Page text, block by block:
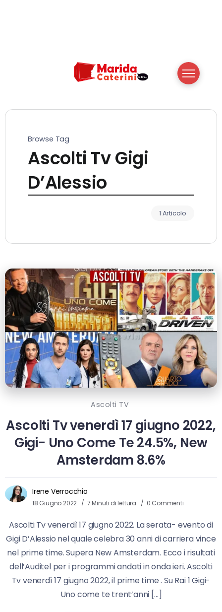
Browse Tag
Ascolti Tv Gigi
D’Alessio
1 Articolo
Ascolti TV
Ascolti Tv venerdì 17 giugno 2022,
Gigi- Uno Come Te 24.5%, New
Amsterdam 8.6%
Irene Verrocchio
18 Giugno 2022 7 Minuti di lettura 0 Commenti
Ascolti Tv venerdì 17 giugno 2022. La serata- evento di
Gigi D’Alessio nel quale celebra 30 anni di carriera vince
nel prime time. Supera New Amsterdam. Ecco i risultati
dell’Auditel per i programmi andati in onda ieri. Ascolti
Tv venerdì 17 giugno 2022, il prime time . Su Rai 1 Gigi-
Uno come te trent’anni […]